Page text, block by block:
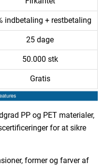
indbetaling + restbetaling
25 dage
50.000 stk
Gratis
PP og PET materialer,
for at sikre
former og farver af